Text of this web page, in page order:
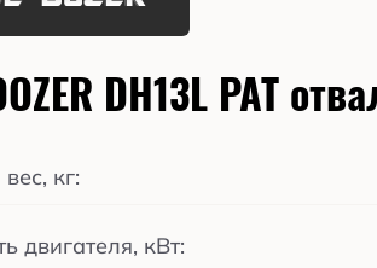
DH13L PAT
кг:
двигателя, кВт: